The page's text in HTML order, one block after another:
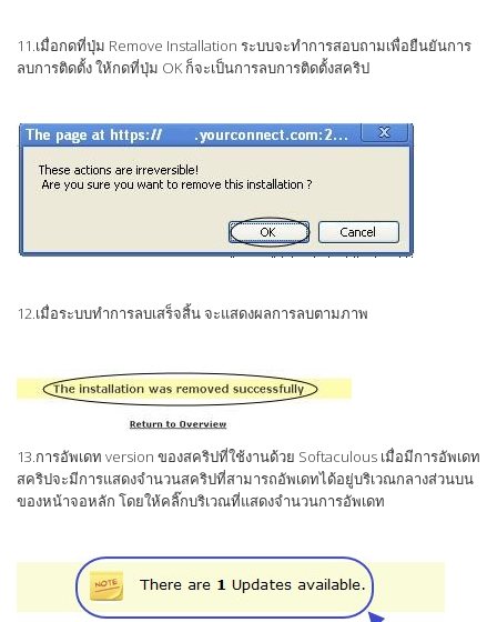
11.เมื่อกดที่ปุ่ม Remove Installation ระบบจะทำการสอบถามเพื่อยืนยันการ
ลบการติดตั้ง ให้กดที่ปุ่ม OK ก็จะเป็นการลบการติดตั้งสคริป
12.เมื่อระบบทำการลบเสร็จสิ้น จะแสดงผลการลบตามภาพ
13.การอัพเดท version ของสคริปที่ใช้งานด้วย Softaculous เมื่อมีการอัพเดท
สคริปจะมีการแสดงจำนวนสคริปที่สามารถอัพเดทได้อยู่บริเวณกลางส่วนบน
ของหน้าจอหลัก โดยให้คลิ๊กบริเวณที่แสดงจำนวนการอัพเดท